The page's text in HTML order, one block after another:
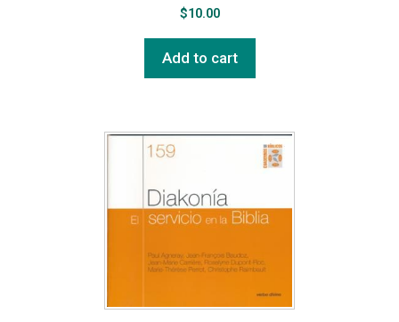
$10.00
Add to cart